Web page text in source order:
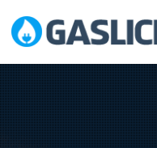
Skip
to
content